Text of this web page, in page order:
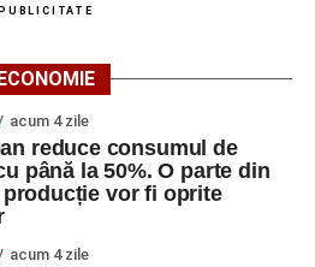
PUBLICITATE
acum 4 zile
reduce consumul de
până la 50%. O parte din
vor fi oprite
acum 4 zile